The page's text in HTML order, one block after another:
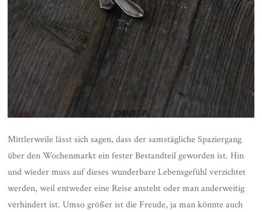
Mittlerweile lässt sich sagen, dass der samstägliche Spaziergang
über den Wochenmarkt ein fester Bestandteil geworden ist. Hin
und wieder muss auf dieses wunderbare Lebensgefühl verzichtet
werden, weil entweder eine Reise ansteht oder man anderweitig
verhindert ist. Umso größer ist die Freude, ja man könnte auch